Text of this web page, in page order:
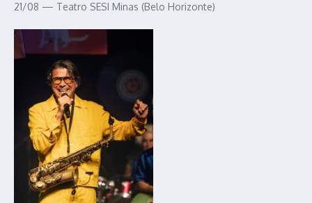
21/08 — Teatro SESI Minas (Belo Horizonte)